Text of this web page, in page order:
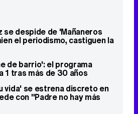
se despide de 'Mañaneros
el periodismo, castiguen la
de barrio': el programa
1 tras más de 30 años
vida' se estrena discreto en
con "Padre no hay más